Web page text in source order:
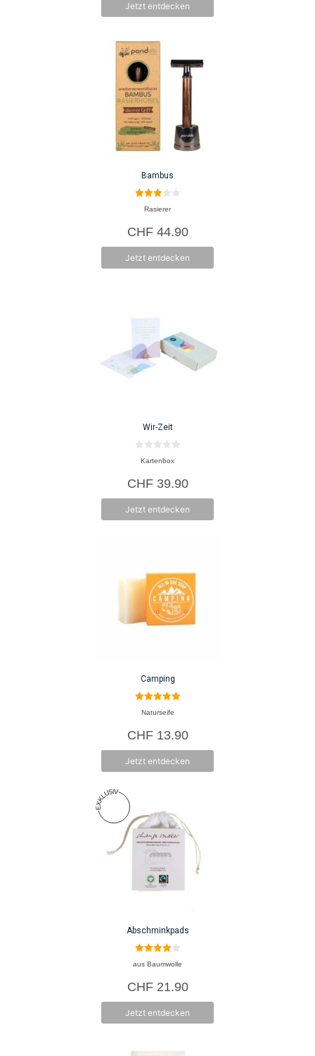
Jetzt entdecken
Bambus
3.00
von 5
Rasierer
CHF44.90
Jetzt entdecken
Wir-Zeit
n
5
Kartenbox
CHF39.90
Jetzt entdecken
Camping
von 5
Naturseife
CHF13.90
Jetzt entdecken
Abschminkpads
4.00
von 5
aus Baumwolle
CHF21.90
Jetzt entdecken